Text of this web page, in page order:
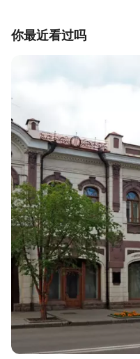
你最近看过吗